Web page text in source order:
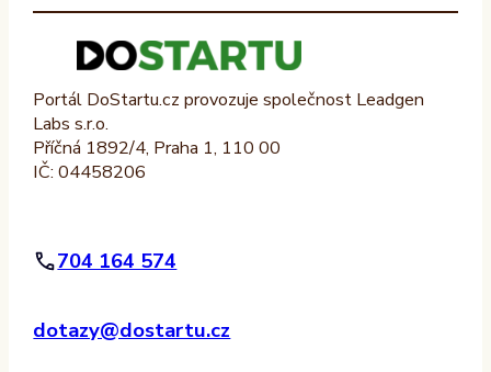
Portál DoStartu.cz provozuje společnost Leadgen
Labs s.r.o.
Příčná 1892/4, Praha 1, 110 00
IČ: 04458206
704 164 574
dotazy@dostartu.cz